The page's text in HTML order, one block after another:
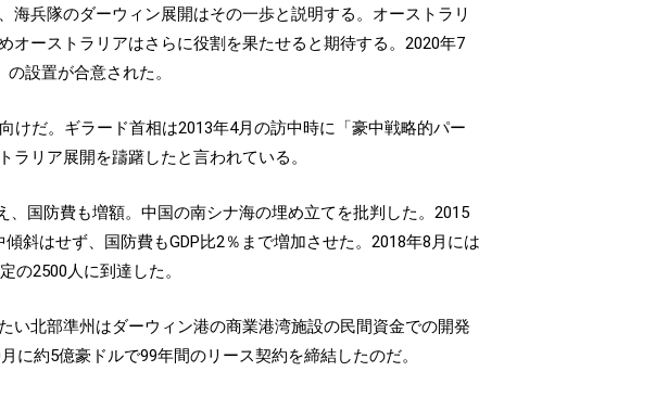
兵隊のダーウィン展開はその一歩と説明する。オーストラリ
ーストラリアはさらに役割を果たせると期待する。2020年7
設置が合意された。
けだ。ギラード首相は2013年4月の訪中時に「豪中戦略的パー
リア展開を躊躇したと言われている。
国防費も増額。中国の南シナ海の埋め立てを批判した。2015
斜はせず、国防費もGDP比2％まで増加させた。2018年8月には
の2500人に到達した。
北部準州はダーウィン港の商業港湾施設の民間資金での開発
約5億豪ドルで99年間のリース契約を締結したのだ。